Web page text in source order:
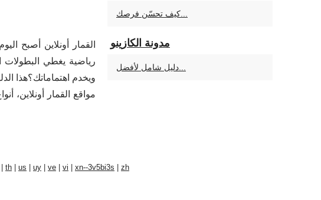
القمار أونلاين أصبح
رياضية يغطي البطولات
ويخدم اهتماماتك؟هذا
مواقع القمار أونلاين،
مدونة الكازينو
th us uy ve vi xn--3v5bi3s zh